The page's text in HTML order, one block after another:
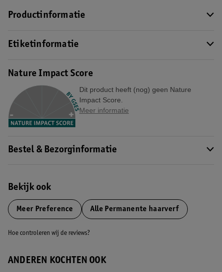
Productinformatie
Etiketinformatie
Nature Impact Score
Dit product heeft (nog) geen Nature
Impact Score.
Meer informatie
Bestel & Bezorginformatie
Bekijk ook
Meer Preference Alle Permanente haarverf
Hoe controleren wij de reviews?
ANDEREN KOCHTEN OOK